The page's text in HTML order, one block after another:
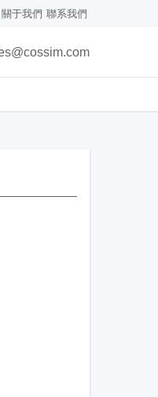
關于我們 聯系我們